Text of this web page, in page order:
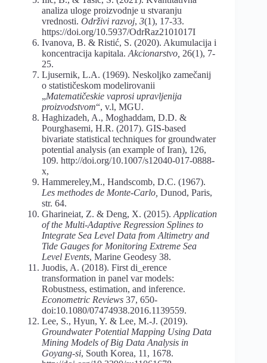
analiza uloge proizvodnje u stvaranju
vrednosti. Održivi razvoj, 3(1), 17-33.
https://doi.org/10.5937/OdrRaz2101017I
Ivanova, B. & Ristić, S. (2020). Akumulacija i
koncentracija kapitala. Akcionarstvo 26(1), 7-
25.
Ljusernik, L.A. (1969). Neskoljko zamečanij
o statističeskom modelirovanii
„Matematičeskie vaprosi upravljenija
proizvodstvom“, v.l, MGU.
Haghizadeh, A., Moghaddam, D.D. &
Pourghasemi, H.R. (2017). GIS-based
bivariate statistical techniques for groundwater
potential analysis (an example of Iran), 126,
109. http://doi.org/10.1007/s12040-017-0888-
x,
Hammereley,M., Handscomb, D.C. (1967).
Les methodes de Monte-Carlo Dunod, Paris,
str. 64.
Gharineiat, Z. & Deng, X. (2015). Application
of the Multi-Adaptive Regression Splines to
Integrate Sea Level Data from Altimetry and
Tide Gauges for Monitoring Extreme Sea
Level Events, Marine Geodesy 38.
Juodis, A. (2018). First di_erence
transformation in panel var models:
Robustness, estimation, and inference.
Econometric Reviews 37, 650-
doi:10.1080/07474938.2016.1139559.
Lee, S., Hyun, Y. & Lee, M.-J. (2019).
Groundwater Potential Mapping Using Data
Mining Models of Big Data Analysis in
Goyang-si, South Korea, 11, 1678.